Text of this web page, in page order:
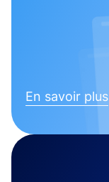
En savoir plus